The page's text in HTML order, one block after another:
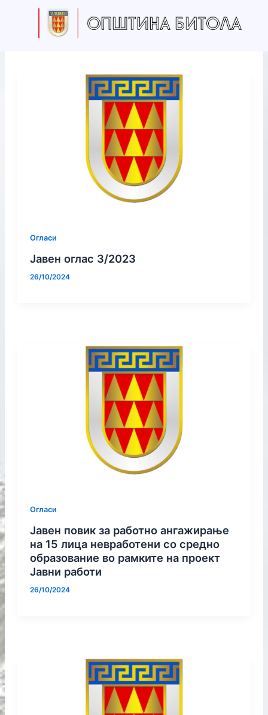
Огласи
Јавен оглас 3/2023
26/10/2024
Огласи
Јавен повик за работно ангажирање
на 15 лица невработени со средно
образование во рамките на проект
Јавни работи
26/10/2024